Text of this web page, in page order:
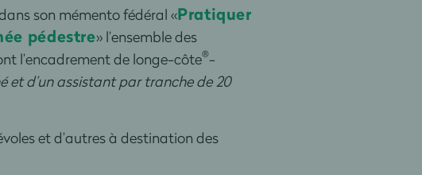
son mémento fédéral «Pratiquer
pédestre» l’ensemble des
l’encadrement de longe-côte®-
et d’un assistant par tranche de 20
et d’autres à destination des